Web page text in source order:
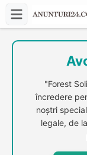
"Forest
încredere
noștri
legale, de